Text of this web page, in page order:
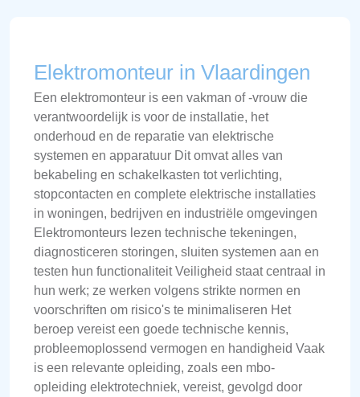
Elektromonteur in Vlaardingen
Een elektromonteur is een vakman of -vrouw die
verantwoordelijk is voor de installatie, het
onderhoud en de reparatie van elektrische
systemen en apparatuur Dit omvat alles van
bekabeling en schakelkasten tot verlichting,
stopcontacten en complete elektrische installaties
in woningen, bedrijven en industriële omgevingen
Elektromonteurs lezen technische tekeningen,
diagnosticeren storingen, sluiten systemen aan en
testen hun functionaliteit Veiligheid staat centraal in
hun werk; ze werken volgens strikte normen en
voorschriften om risico's te minimaliseren Het
beroep vereist een goede technische kennis,
probleemoplossend vermogen en handigheid Vaak
is een relevante opleiding, zoals een mbo-
opleiding elektrotechniek, vereist, gevolgd door